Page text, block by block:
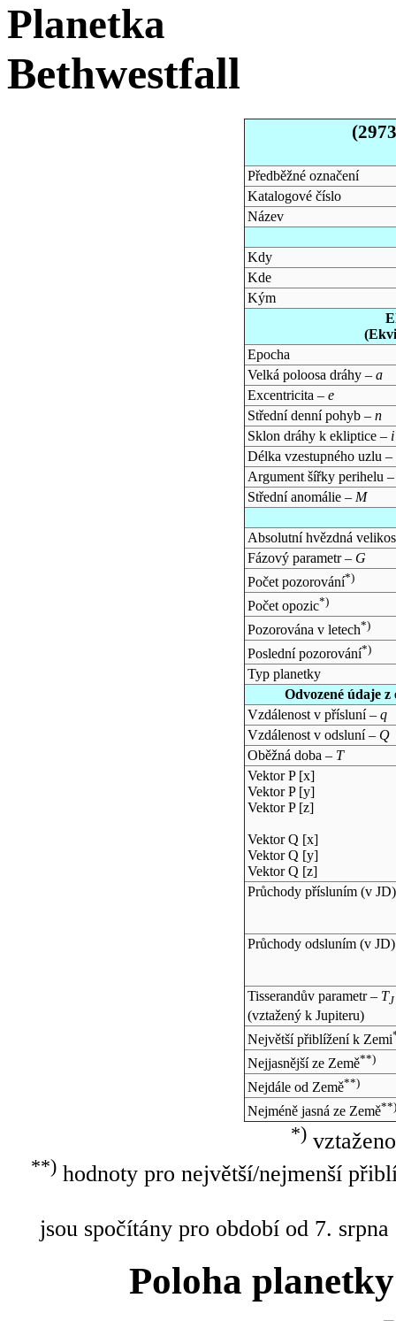
Planetka
Bethwestfall
Předběžné označení
Katalogové číslo
Název
Kdy
Kde
Kým
Epocha
Velká poloosa dráhy – a
Excentricita – e
Střední denní pohyb – n
Sklon dráhy k ekliptice – i
Délka vzestupného uzlu –
Argument šířky perihelu
Střední anomálie – M
Absolutní hvězdná
Fázový parametr – G
Počet pozorování*)
Počet opozic*)
Pozorována v letech*)
Poslední pozorování*)
Typ planetky
Odvozené údaje
Vzdálenost v přísluní – q
Vzdálenost v odsluní – Q
Oběžná doba – T
Vektor P [x]
Vektor P [y]
Vektor P [z]
Vektor Q [x]
Vektor Q [y]
Vektor Q [z]
Průchody přísluním (v JD)
Průchody odsluním (v JD)
Tisserandův parametr – TJ
(vztažený k Jupiteru)
Největší přiblížení k Zemi
Nejjasnější ze Země**)
Nejdále od Země**)
Nejméně jasná ze Země**)
*)
**)hodnoty pro největší/nejmenší
jsou spočítány pro období od 7.
Poloha